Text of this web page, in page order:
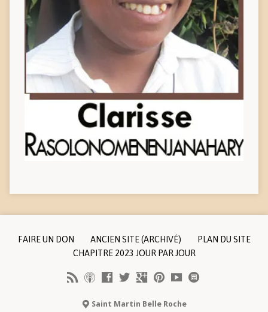
FAIRE UN DON ANCIEN SITE (ARCHIVÉ)
PLAN DU SITE
CHAPITRE 2023 JOUR PAR JOUR
Saint Martin Belle Roche